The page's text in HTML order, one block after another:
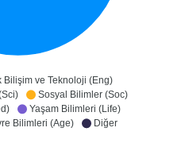
Bilişim ve Teknoloji (Eng)
Sosyal Bilimler (Soc)
Yaşam Bilimleri (Life)
Bilimleri (Age)
Diğer